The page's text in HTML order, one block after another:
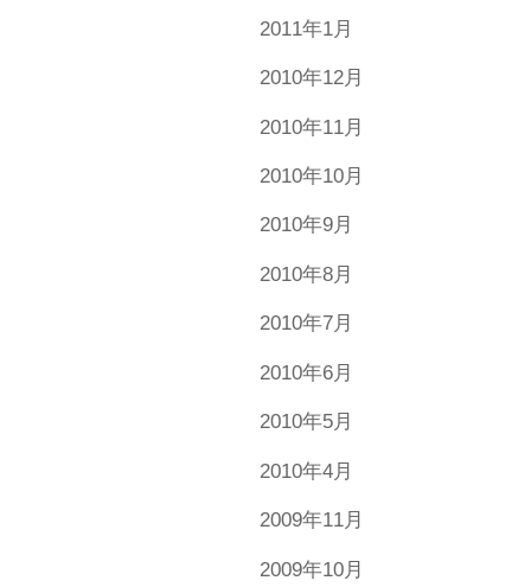
2011年1月
2010年12月
2010年11月
2010年10月
2010年9月
2010年8月
2010年7月
2010年6月
2010年5月
2010年4月
2009年11月
2009年10月